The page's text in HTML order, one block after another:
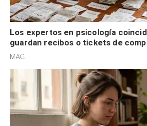
Los expertos en psicología
guardan recibos o tickets de
son acumuladores, sino que tienen
MAG.